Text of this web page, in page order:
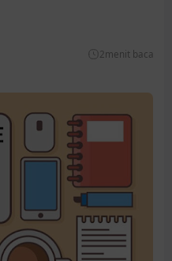
2menit baca